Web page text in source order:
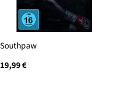
Southpaw
19,99€